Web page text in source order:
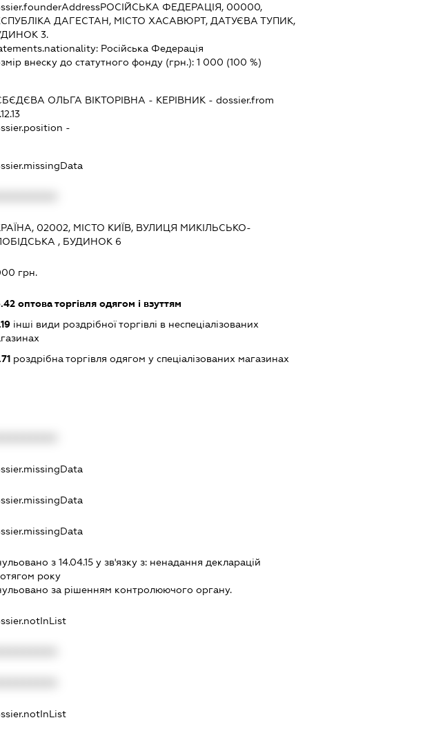
РОСІЙСЬКА ФЕДЕРАЦІЯ, 00000,
ДАГЕСТАН, МІСТО ХАСАВЮРТ, ДАТУЄВА ТУПИК,
3.
Російська Федерація
внеску до статутного фонду (грн.): 1 000 (100 %)
ОЛЬГА ВІКТОРІВНА - КЕРІВНИК - dossier.from
-
02002, МІСТО КИЇВ, ВУЛИЦЯ МИКІЛЬСЬКО-
, БУДИНОК 6
грн.
оптова торгівля одягом і взуттям
інші види роздрібної торгівлі в неспеціалізованих
роздрібна торгівля одягом у спеціалізованих магазинах
з 14.04.15 у зв'язку з: ненадання декларацiй
року
за рiшенням контролюючого органу.